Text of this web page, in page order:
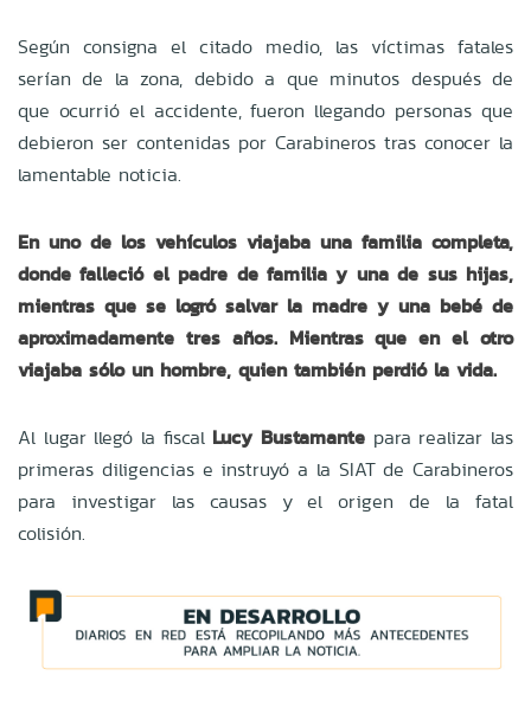
Según consigna el citado medio, las víctimas fatales
serían de la zona, debido a que minutos después de
que ocurrió el accidente, fueron llegando personas que
debieron ser contenidas por Carabineros tras conocer la
lamentable noticia.
En uno de los vehículos viajaba una familia completa,
donde falleció el padre de familia y una de sus hijas,
mientras que se logró salvar la madre y una bebé de
aproximadamente tres años. Mientras que en el otro
viajaba sólo un hombre, quien también perdió la vida.
Al lugar llegó la fiscalLucy Bustamante para realizar las
primeras diligencias e instruyó a la SIAT de Carabineros
para investigar las causas y el origen de la fatal
colisión.